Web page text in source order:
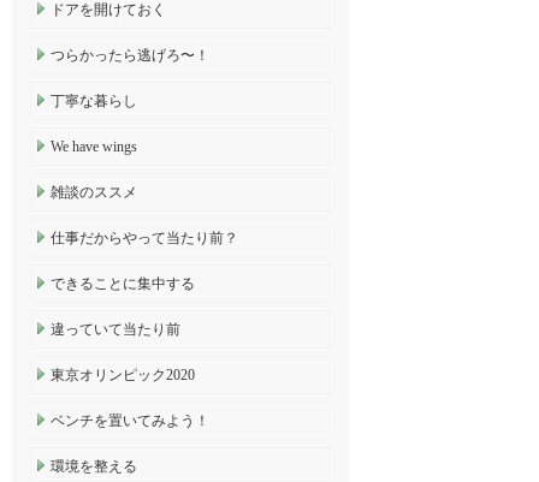
ドアを開けておく
つらかったら逃げろ〜！
丁寧な暮らし
We have wings
雑談のススメ
仕事だからやって当たり前？
できることに集中する
違っていて当たり前
東京オリンピック2020
ベンチを置いてみよう！
環境を整える